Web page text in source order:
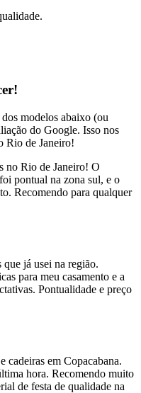
modelos abaixo (ou
do Google. Isso nos
Rio de Janeiro!
no Rio de Janeiro! O
pontual na zona sul, e o
Recomendo para qualquer
já usei na região.
para meu casamento e a
Pontualidade e preço
cadeiras em Copacabana.
hora. Recomendo muito
de festa de qualidade na